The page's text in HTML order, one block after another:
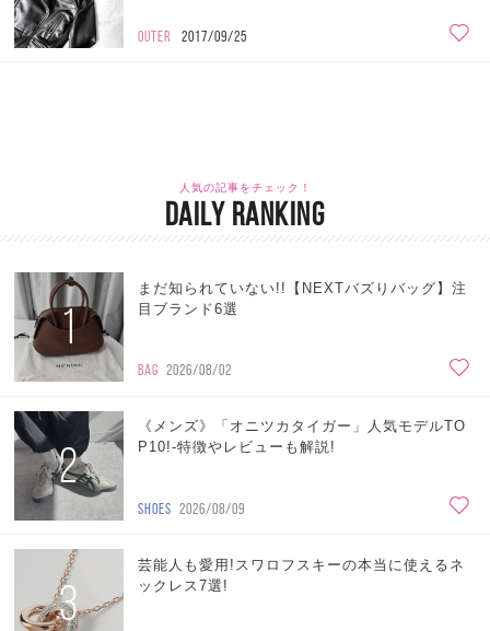
OUTER 2017/09/25
人気の記事をチェック！
DAILY RANKING
1
まだ知られていない!!【NEXTバズりバッグ】注
目ブランド6選
BAG 2026/08/02
2
《メンズ》「オニツカタイガー」人気モデルTO
P10!-特徴やレビューも解説!
SHOES 2026/08/09
3
芸能人も愛用!スワロフスキーの本当に使えるネ
ックレス7選!